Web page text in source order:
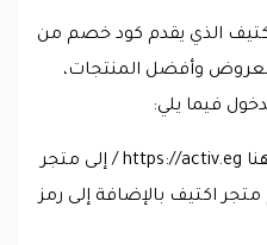
الذي يقدم كود خصم من
وأفضل المنتجات،
فيما يلي:
يبدأ المتسوق بالدخول من هنا https://activ.eg / إلى متجر
اكتيف بالإضافة إلى رمز